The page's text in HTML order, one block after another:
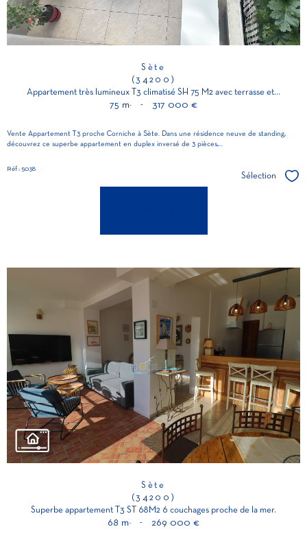
Sète
(34200)
Appartement très lumineux T3 climatisé SH 75 M2 avec terrasse et...
75 m² - 317 000 €
Vente Appartement T3 proche Corniche à Sète. Dans une résidence neuve de standing,
découvrez ce superbe appartement en duplex inversé de 3 pièces,...
Réf : 5038
Sélection
Sète
(34200)
Superbe appartement T3 ST 68M2 6 couchages proche de la mer.
68 m² - 269 000 €